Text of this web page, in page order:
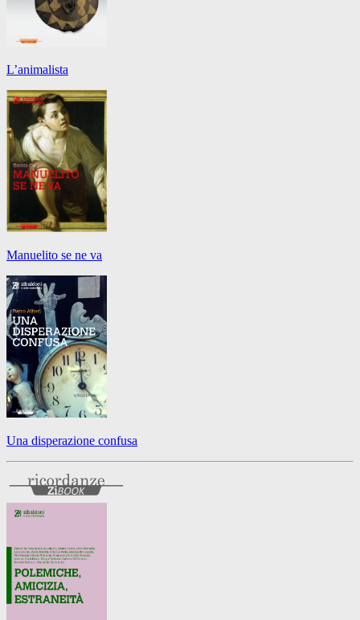
L’animalista
Manuelito se ne va
Una disperazione confusa